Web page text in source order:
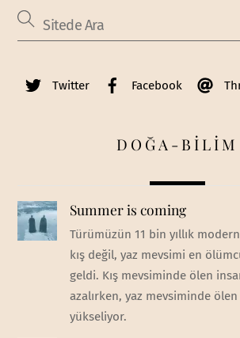
Twitter Facebook
DOĞA-BİLİM
Summer is coming
Türümüzün 11 bin yıllık
kış değil, yaz mevsimi en
geldi. Kış mevsiminde ölen
azalırken, yaz mevsiminde ölen
yükseliyor.